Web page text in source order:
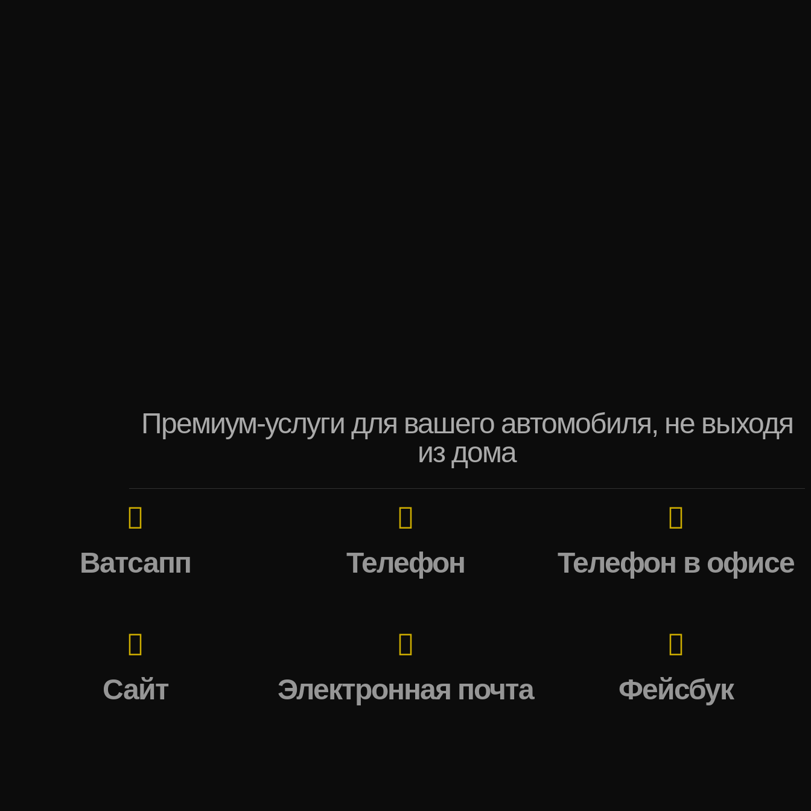
Премиум-услуги для вашего автомобиля, не выходя
из дома
Телефон в офисе
Телефон
Ватсапп
Фейсбук
Электронная почта
Сайт